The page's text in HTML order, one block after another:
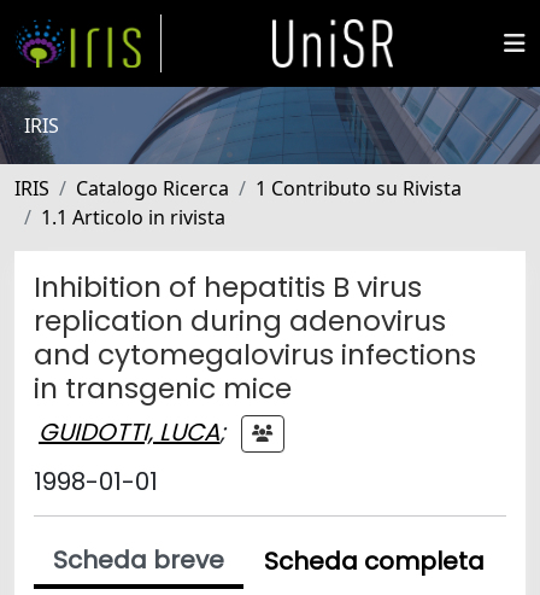
IRIS
IRIS Catalogo Ricerca
1 Contributo su Rivista
1.1 Articolo in rivista
Inhibition of hepatitis B virus
replication during adenovirus
and cytomegalovirus infections
in transgenic mice
GUIDOTTI, LUCA;
1998-01-01
Scheda breve
Scheda completa